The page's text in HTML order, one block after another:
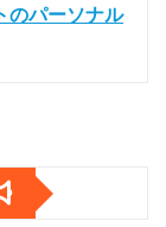
のパーソナル